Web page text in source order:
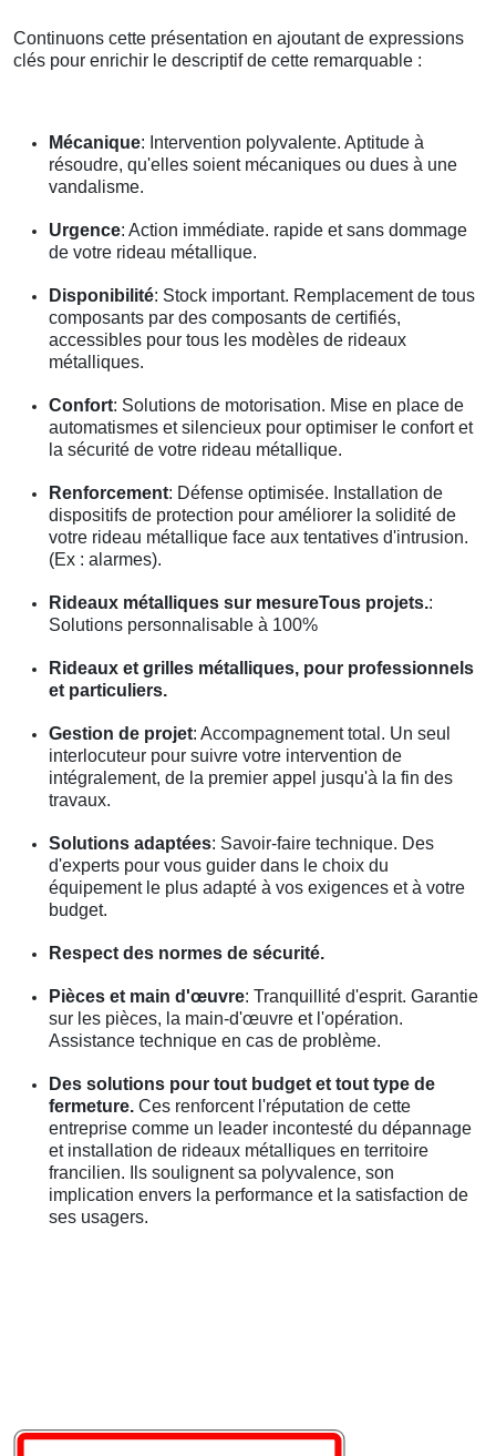
Continuons cette présentation en ajoutant de expressions
clés pour enrichir le descriptif de cette remarquable :
Mécanique: Intervention polyvalente. Aptitude à
résoudre, qu'elles soient mécaniques ou dues à une
vandalisme.
Urgence: Action immédiate. rapide et sans dommage
de votre rideau métallique.
Disponibilité: Stock important. Remplacement de tous
composants par des composants de certifiés,
accessibles pour tous les modèles de rideaux
métalliques.
Confort: Solutions de motorisation. Mise en place de
automatismes et silencieux pour optimiser le confort et
la sécurité de votre rideau métallique.
Renforcement: Défense optimisée. Installation de
dispositifs de protection pour améliorer la solidité de
votre rideau métallique face aux tentatives d'intrusion.
(Ex : alarmes).
Rideaux métalliques sur mesureTous projets.:
Solutions personnalisable à 100%
Rideaux et grilles métalliques, pour professionnels
et particuliers.
Gestion de projet: Accompagnement total. Un seul
interlocuteur pour suivre votre intervention de
intégralement, de la premier appel jusqu'à la fin des
travaux.
Solutions adaptées: Savoir-faire technique. Des
d'experts pour vous guider dans le choix du
équipement le plus adapté à vos exigences et à votre
budget.
Respect des normes de sécurité.
Pièces et main d'œuvre: Tranquillité d'esprit. Garantie
sur les pièces, la main-d'œuvre et l'opération.
Assistance technique en cas de problème.
Des solutions pour tout budget et tout type de
fermeture. Ces renforcent l'réputation de cette
entreprise comme un leader incontesté du dépannage
et installation de rideaux métalliques en territoire
francilien. Ils soulignent sa polyvalence, son
implication envers la performance et la satisfaction de
ses usagers.